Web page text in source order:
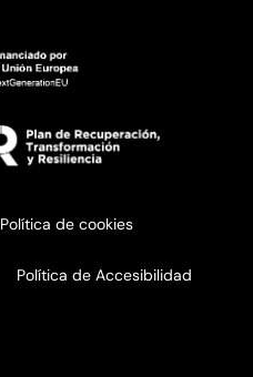
Política de cookies
Política de Accesibilidad